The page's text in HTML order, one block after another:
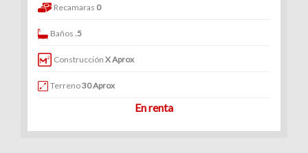
Recamaras 0
Baños.5
Construcción X Aprox
Terreno30 Aprox
En renta